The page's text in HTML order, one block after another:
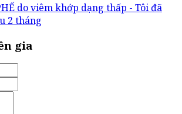
do viêm khớp dạng thấp - Tôi đã
2 tháng
gia